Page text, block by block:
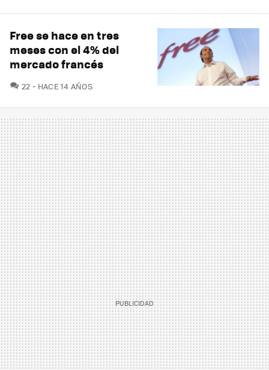
Free se hace en tres
meses con el 4% del
mercado francés
22 COMENTARIOS
HACE 14 AÑOS